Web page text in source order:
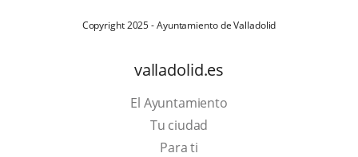
Copyright 2025 - Ayuntamiento de Valladolid
valladolid.es
El Ayuntamiento
Tu ciudad
Para ti